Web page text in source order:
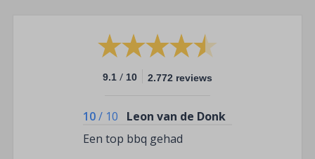
9.1 / 10 2.772 reviews
10/ 10
Leon van de Donk
Een top bbq gehad